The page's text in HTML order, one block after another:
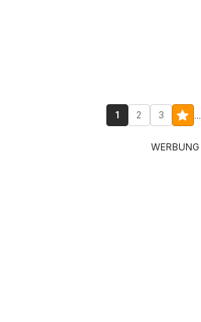
1 2 3 ...
WERBUNG